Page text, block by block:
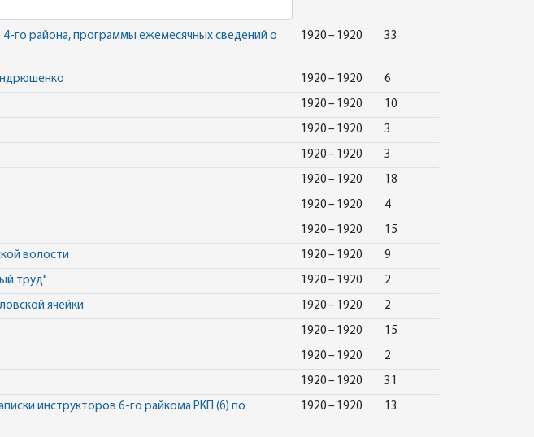
4-го района, программы ежемесячных сведений о
1920 – 1920 33
1920 – 1920 6
1920 – 1920 10
1920 – 1920 3
1920 – 1920 3
1920 – 1920 18
1920 – 1920 4
1920 – 1920 15
волости 1920 – 1920 9
труд" 1920 – 1920 2
ячейки 1920 – 1920 2
1920 – 1920 15
1920 – 1920 2
1920 – 1920 31
инструкторов 6-го райкома РКП (б) по
1920 – 1920 13